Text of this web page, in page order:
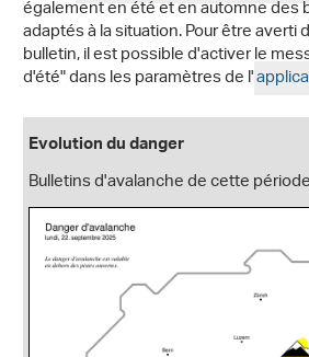
également en été et en automne des
adaptés à la situation. Pour être averti
bulletin, il est possible d'activer le
d'été" dans les paramètres de l'
Evolution du danger
Bulletins d'avalanche de cette